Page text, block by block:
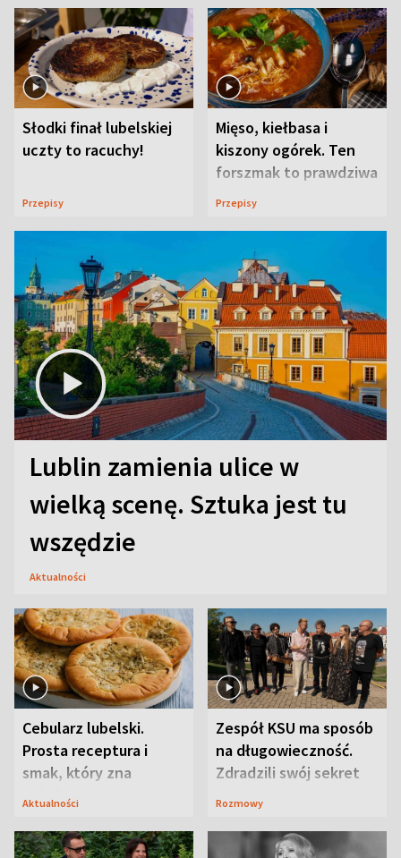
Słodki finał lubelskiej
uczty to racuchy!
Przepisy
Mięso, kiełbasa i
kiszony ogórek. Ten
forszmak to prawdziwa
uczta
Przepisy
Lublin zamienia ulice w
wielką scenę. Sztuka jest tu
wszędzie
Aktualności
Cebularz lubelski.
Prosta receptura i
smak, który zna
Lubelszczyzna
Aktualności
Zespół KSU ma sposób
na długowieczność.
Zdradzili swój sekret
Rozmowy